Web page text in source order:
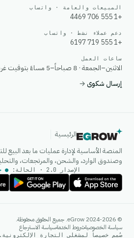
المبيعات والعامة · واتساب
+1 555 706 4469
دعم عملاء نشط · واتساب
+1 555 719 6197
ساعات العمل
الاثنين–الجمعة · 8 صباحاً–5 مساءً بتوقيت غرينتش+1
إرسال شكوى→
الرئيسية
المنصة الأساسية لإدارة عمليات ما بعد البيع
وصندوق الوارد، والشحن، والمرتجعات،
الإصدار 2.0 · الحالة: ●
© 2024-2026 eGrow. جميع الحقوق محفوظة.
سياسة الخصوصيةشروط الخدمةسياسة الاسترجاع
صُمم خصيصاً لمشغلي التجارة الإلكترونية.
إجابات فورية